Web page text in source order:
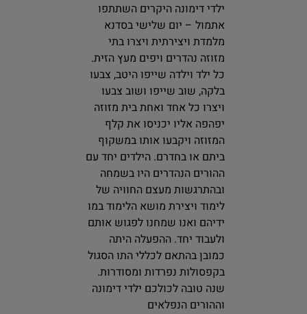
ילדי דימונה היקרים השתתפו
אתמול – יום שלישי בסדנא
מלמדת ויצירתית ויצרו בתי
מזוזה נהדרים ויפים מעץ הזית.
כל ילד וילדה שייפו היטב, צבעו
בלקה, שוב שייפו ושוב צבעו
ויצרו כל אחד ואחת בית מזוזה
יפהפה אליו יכניסו את קלף
המזוזה ויקבעו אותו במשקוף
ביתם או בחדרם. הילדים יחד עם
ההורים הנהדרים היו בשמחה
ובהתרגשות מעצם החוויה של
לימוד ויצירת מושא הלימוד במו
ידיהם ואנו שמחנו לפגוש אותם
ולעבוד יחד. ההפעלה היתה
כמובן בהתאם לכללי התו הסגול
בקפסולות נפרדות ומסודרות.
שנה טובה לכולכם ילדי דימונה
וההורים הנפלאים